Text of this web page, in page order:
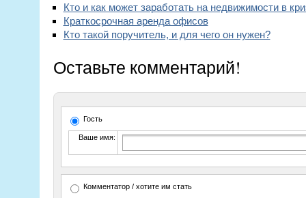
Кто и как может заработать на недвижимости в
Краткосрочная аренда офисов
Кто такой поручитель, и для чего он нужен?
Оставьте комментарий!
Гость
Ваше имя:
Комментатор / хотите им стать